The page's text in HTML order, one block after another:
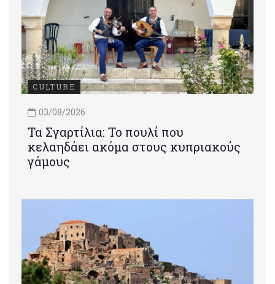
CULTURE
03/08/2026
Τα Σγαρτίλια: Το πουλί που
κελαηδάει ακόμα στους κυπριακούς
γάμους